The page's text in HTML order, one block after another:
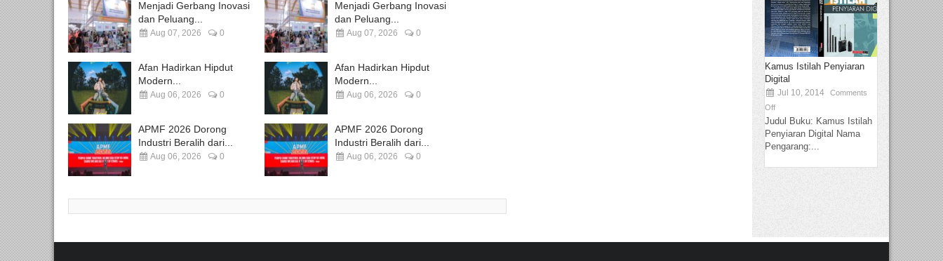
Menjadi Gerbang Inovasi
dan Peluang...
Aug 07, 2026 0
Afan Hadirkan Hipdut
Modern...
Aug 06, 2026 0
APMF 2026 Dorong
Industri Beralih dari...
Aug 06, 2026 0
Menjadi Gerbang Inovasi
dan Peluang...
Aug 07, 2026 0
Afan Hadirkan Hipdut
Modern...
Aug 06, 2026 0
APMF 2026 Dorong
Industri Beralih dari...
Aug 06, 2026 0
Kamus Istilah Penyiaran
Digital
Jul 10, 2014
Comments
Off
Judul Buku: Kamus Istilah
Penyiaran Digital Nama
Pengarang:...